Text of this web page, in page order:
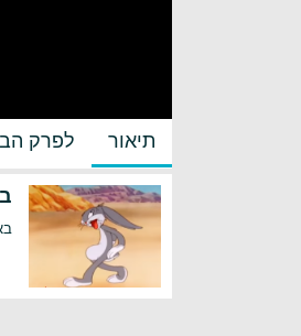
תיאור לפרק